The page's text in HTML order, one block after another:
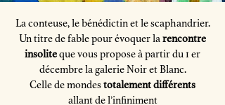
La conteuse, le bénédictin et le scaphandrier.
Un titre de fable pour évoquer larencontre
insoliteque vous propose à partir du 1 er
décembre la galerie Noir et Blanc.
Celle de mondestotalement différents
allant de l’infiniment